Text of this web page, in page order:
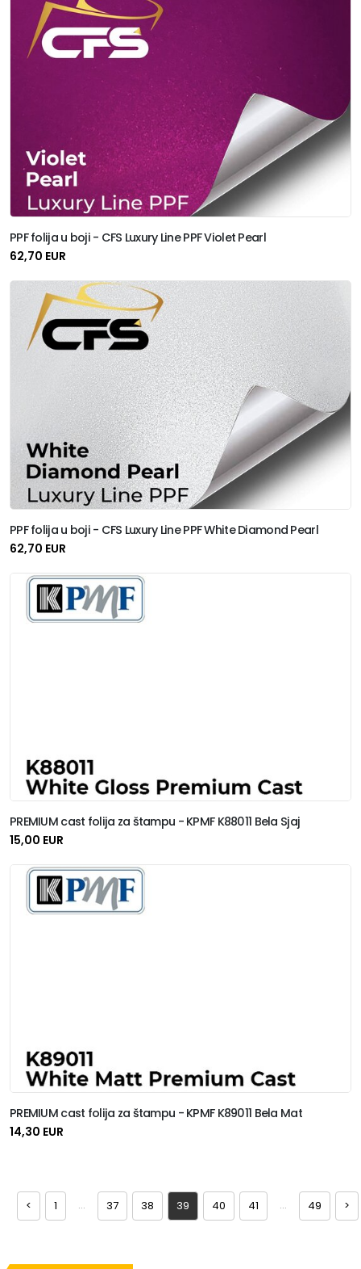
PPF folija u boji - CFS Luxury Line PPF Violet Pearl
62,70 EUR
PPF folija u boji - CFS Luxury Line PPF White Diamond Pearl
62,70 EUR
PREMIUM cast folija za štampu - KPMF K88011 Bela Sjaj
15,00 EUR
PREMIUM cast folija za štampu - KPMF K89011 Bela Mat
14,30 EUR
< 1 ... 37 38 39 40 41 ... 49 >